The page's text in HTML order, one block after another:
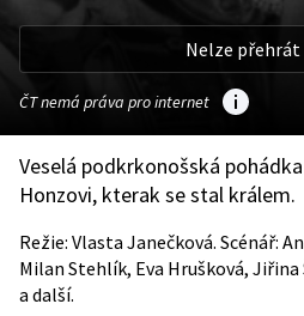
Nelze přehrát
ČT nemá práva pro internet
Veselá podkrkonošská
Honzovi, kterak se stal králem.
Režie: Vlasta Janečková. Scénář:
Milan Stehlík, Eva Hrušková,
a další.